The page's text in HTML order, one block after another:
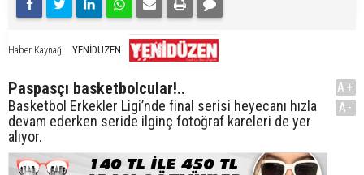
Haber Kaynağı YENİDÜZEN
Paspasçı basketbolcular!..
Basketbol Erkekler Ligi’nde final serisi heyecanı hızla
devam ederken seride ilginç fotoğraf kareleri de yer
alıyor.
A+
A-